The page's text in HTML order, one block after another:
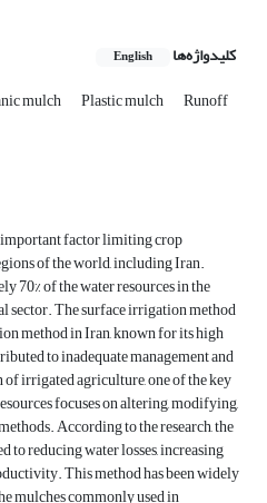
کلیدواژه‌ها English
mulch Plastic mulch Runoff
important factor limiting crop
of the world, including Iran.
70% of the water resources in the
sector. The surface irrigation method
method in Iran, known for its high
to inadequate management and
irrigated agriculture, one of the key
focuses on altering, modifying,
According to the research, the
to reducing water losses, increasing
This method has been widely